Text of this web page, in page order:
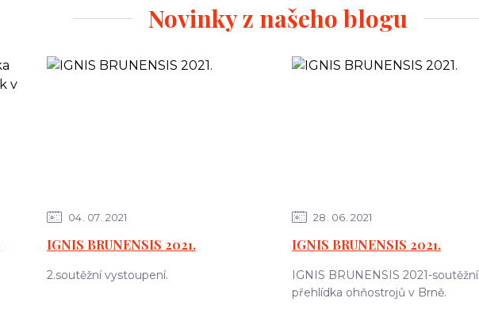
Novinky z našeho blogu
04 07 2021
IGNIS BRUNENSIS 2021.
2.soutěžní vystoupení.
28 06 2021
IGNIS BRUNENSIS 2021.
IGNIS BRUNENSIS 2021-soutěžní
přehlídka ohňostrojů v Brně.